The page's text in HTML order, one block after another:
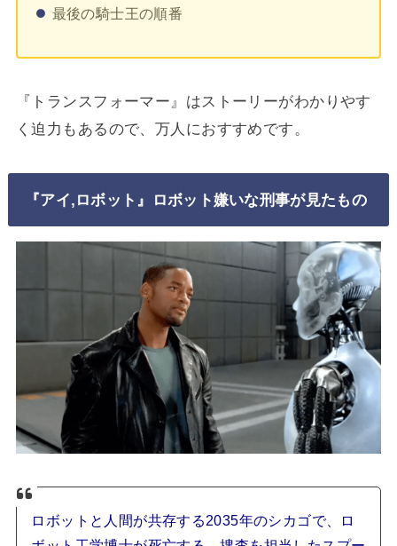
最後の騎士王の順番
『トランスフォーマー』はストーリーがわかりやす
く迫力もあるので、万人におすすめです。
『アイ,ロボット』ロボット嫌いな刑事が見たもの
ロボットと人間が共存する2035年のシカゴで、ロ